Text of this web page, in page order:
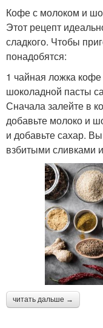
Кофе с молоком и
Этот рецепт
сладкого. Чтобы
понадобятся:
1 чайная ложка
шоколадной пасты
Сначала залейте в
добавьте молоко и
и добавьте сахар.
взбитыми сливками
читать дальше →